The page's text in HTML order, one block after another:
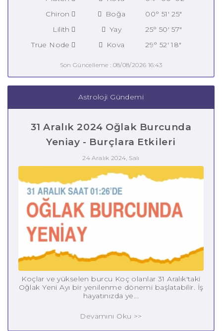
Chiron
Boğa
00° 51' 25"
Lilith
Yay
25° 50' 57"
True Node
Kova 29° 52' 18"
Son Güncelleme : 08/08/2026 16:43
Astroloji Gündemi
31 Aralık 2024 Oğlak Burcunda
Yeniay - Burçlara Etkileri
24 Aralık 2024, Salı
Koçlar ve yükselen burcu Koç olanlar 31 Aralık'taki
Oğlak Yeni Ayı bir yenilenme dönemi başlatabilir. İş
hayatınızda ye...
Devamını Oku >>